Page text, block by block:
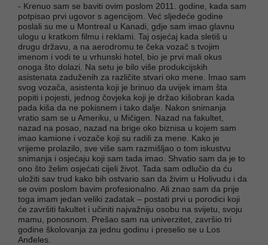
- Krenuo sam se baviti ovim poslom 2011. godine, kada sam
potpisao prvi ugovor s agencijom. Već sljedeće godine
poslali su me u Montreal u Kanadi, gdje sam imao glavnu
ulogu u kratkom filmu i reklami. Taj osjećaj kada sletiš u
drugu državu, a na aerodromu te čeka vozač s tvojim
imenom i vodi te u vrhunski hotel, bio je prvi mali okus
onoga što dolazi. Na setu je bilo više produkcijskih
asistenata zaduženih za različite stvari oko mene. Imao sam
svog vozača, asistenta koji je brinuo da uvijek imam šta
popiti i pojesti, jednog čovjeka koji je držao kišobran kada
pada kiša da ne pokisnem i tako dalje. Nakon snimanja
vratio sam se u Ameriku, u Mičigen. Nazad na fakultet,
nazad na posao, nazad na brige oko biznisa u kojem sam
imao kamione i vozače koji su radili za mene. Kako je
vrijeme prolazilo, sve više sam razmišljao o tom iskustvu
snimanja i osjećaju koji sam tada imao. Shvatio sam da je to
ono što želim osjećati cijeli život. Tada sam odlučio da ću
uložiti sav trud kako bih ostvario san da živim u Holivudu i da
se ovim poslom bavim profesionalno. Ali znao sam da prije
toga imam jedan veliki zadatak – postati prvi u porodici koji
će završiti fakultet i učiniti najvažniju osobu na svijetu, svoju
mamu, ponosnom. Prešao sam na univerzitet, završio tri
godine školovanja za jednu godinu i preselio se u Los
Anđeles.